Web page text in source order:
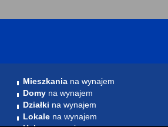
Mieszkania na wynajem
Domy na wynajem
Działki na wynajem
Lokale na wynajem